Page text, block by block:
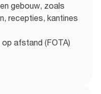
gebouw, zoals
recepties, kantines
afstand (FOTA)